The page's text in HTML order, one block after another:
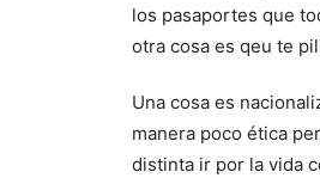
los pasaportes que
otra cosa es qeu te
Una cosa es
manera poco ética
distinta ir por la vida